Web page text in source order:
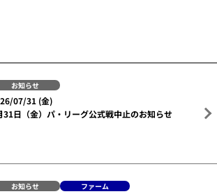
お知らせ
07/31 (金)
31日（金）パ・リーグ公式戦中止のお知らせ
お知らせ ファーム